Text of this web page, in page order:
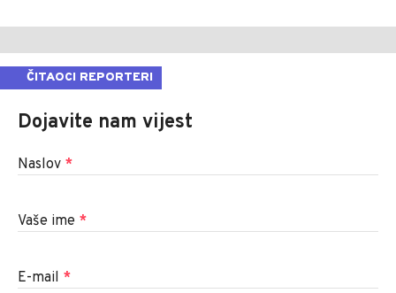
ČITAOCI REPORTERI
Dojavite nam vijest
Naslov *
Vaše ime *
E-mail *